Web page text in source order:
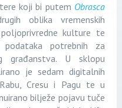
koji bi putem Obrasca
oblika vremenskih
kulture te
potrebnih za
građanstva. U sklopu
je sedam digitalnih
Cresu i Pagu te u
bilježe pojavu tuče